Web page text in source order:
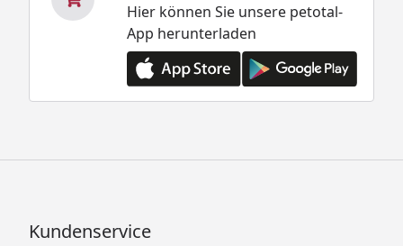
Hier können Sie unsere petotal-
App herunterladen
Kundenservice